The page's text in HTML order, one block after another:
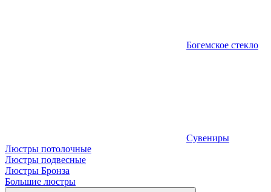
Богемское стекло
Сувениры
Люстры потолочные
Люстры подвесные
Люстры Бронза
Большие люстры